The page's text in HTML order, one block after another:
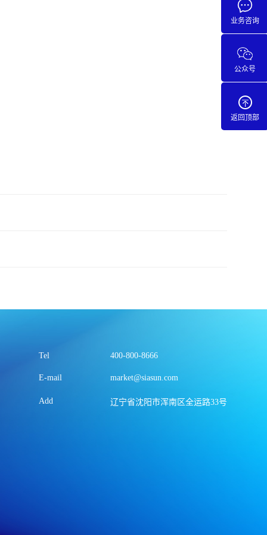
Tel 400-800-8666
E-mail market@siasun.com
Add 辽宁省沈阳市浑南区全运路33号
业务咨询
公众号
返回顶部